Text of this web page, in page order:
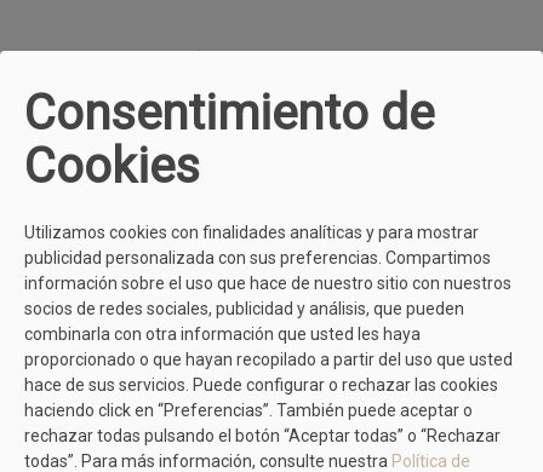
No hay artículos
TOMMY HILFIGER
Deportivo De Lona Con Suela De Casco
39,90 € 79,90 €
Consentimiento de
Cookies
Utilizamos cookies con finalidades analíticas y para mostrar
publicidad personalizada con sus preferencias. Compartimos
información sobre el uso que hace de nuestro sitio con nuestros
socios de redes sociales, publicidad y análisis, que pueden
combinarla con otra información que usted les haya
proporcionado o que hayan recopilado a partir del uso que usted
hace de sus servicios. Puede configurar o rechazar las cookies
haciendo click en “Preferencias”. También puede aceptar o
rechazar todas pulsando el botón “Aceptar todas” o “Rechazar
todas”. Para más información, consulte nuestra Política de